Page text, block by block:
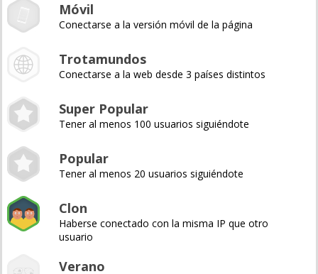
Móvil
Conectarse a la versión móvil de la página
Trotamundos
Conectarse a la web desde 3 países distintos
Super Popular
Tener al menos 100 usuarios siguiéndote
Popular
Tener al menos 20 usuarios siguiéndote
Clon
Haberse conectado con la misma IP que otro
usuario
Verano